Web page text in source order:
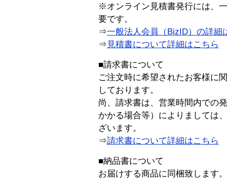
※オンライン見積書発行には、
要です。
⇒一般法人会員（BizID）の詳細
⇒ 見積書について詳細はこちら
■請求書について
ご注文時に希望されたお客様に
しております。
尚、請求書は、営業時間内での
かかる場合等）によりましては
ざいます。
⇒請求書について詳細はこちら
■納品書について
お届けする商品に同梱致します。